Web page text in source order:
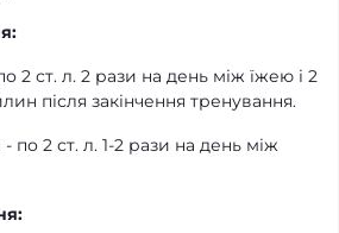
2 ст. л. 2 рази на день між їжею і 2
після закінчення тренування.
по 2 ст. л. 1-2 рази на день між